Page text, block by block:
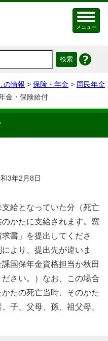
メニュー
の情報 > 保険・年金 > 国民年金
金・保険給付
3年2月8日
給となっていた分（死亡
かたに支給されます。窓
書」を提出してくださ
より、提出先が違いま
国保年金資格担当か秋田
さい。）なお、この場合
たの死亡当時、そのかた
子、父母、孫、祖父母、